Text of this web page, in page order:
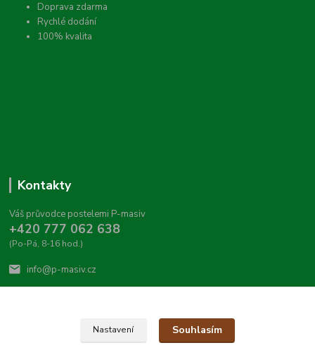
Doprava zdarma
Rychlé dodání
100% kvalita
Kontakty
Váš průvodce postelemi P-masiv
+420 777 062 638
(Po-Pá, 8-16 hod.)
info@p-masiv.cz
Nastavení Souhlasím